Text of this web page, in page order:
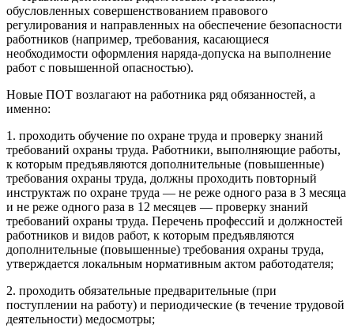
обусловленных совершенствованием правового
регулирования и направленных на обеспечение безопасности
работников (например, требования, касающиеся
необходимости оформления наряда-допуска на выполнение
работ с повышенной опасностью).
Новые ПОТ возлагают на работника ряд обязанностей, а
именно:
1. проходить обучение по охране труда и проверку знаний
требований охраны труда. Работники, выполняющие работы,
к которым предъявляются дополнительные (повышенные)
требования охраны труда, должны проходить повторный
инструктаж по охране труда — не реже одного раза в 3 месяца
и не реже одного раза в 12 месяцев — проверку знаний
требований охраны труда. Перечень профессий и должностей
работников и видов работ, к которым предъявляются
дополнительные (повышенные) требования охраны труда,
утверждается локальным нормативным актом работодателя;
2. проходить обязательные предварительные (при
поступлении на работу) и периодические (в течение трудовой
деятельности) медосмотры;